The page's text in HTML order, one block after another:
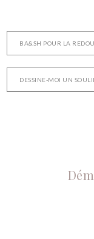
BA&SH POUR LA
DESSINE-MOI UN